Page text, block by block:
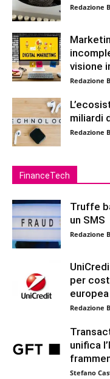
Redazione
visione
Redazione
miliardi
Redazione
FinanceTech
Truffe
un SMS
Redazione
per
Redazione
unifica
Stefano